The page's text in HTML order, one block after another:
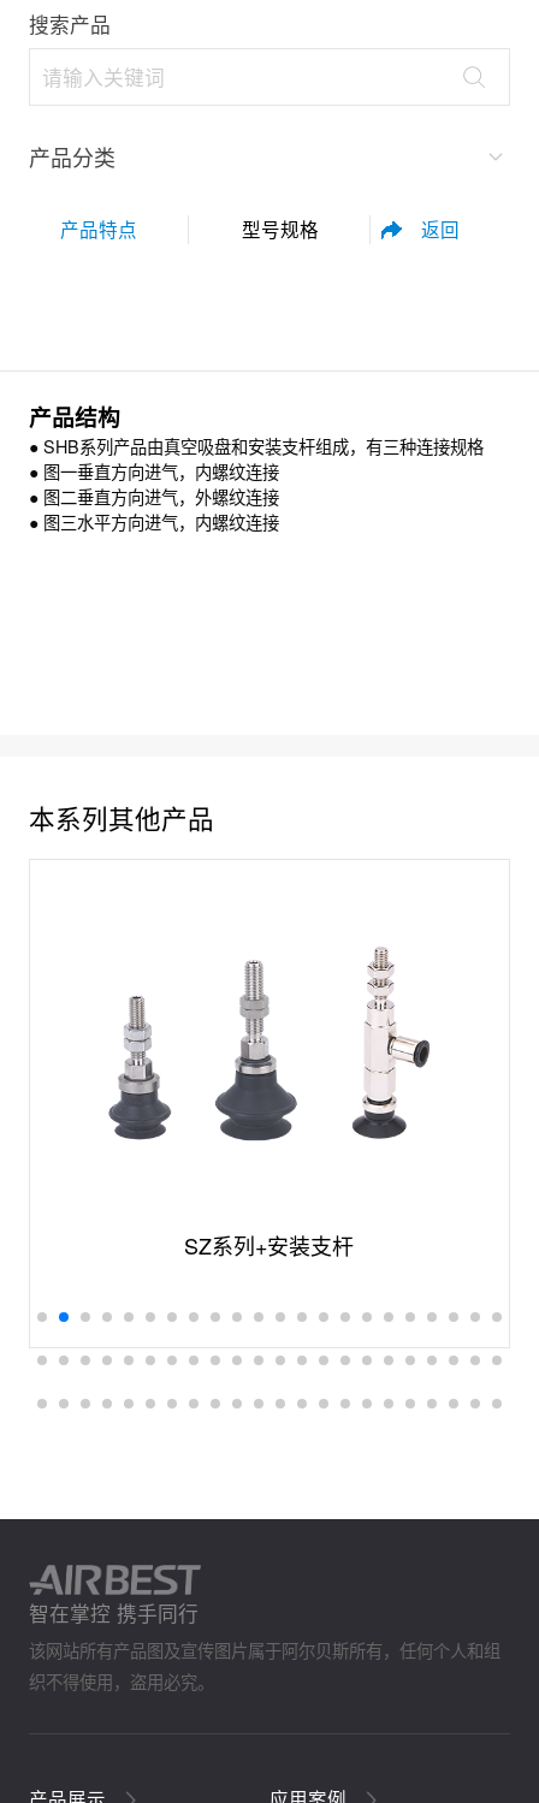
搜索产品
产品分类
产品特点 型号规格 返回
产品结构
● SHB系列产品由真空吸盘和安装支杆组成，有三种连接规格
● 图一垂直方向进气，内螺纹连接
● 图二垂直方向进气，外螺纹连接
● 图三水平方向进气，内螺纹连接
本系列其他产品
SZ系列+安装支杆
智在掌控 携手同行
该网站所有产品图及宣传图片属于阿尔贝斯所有，任何个人和组
织不得使用，盗用必究。